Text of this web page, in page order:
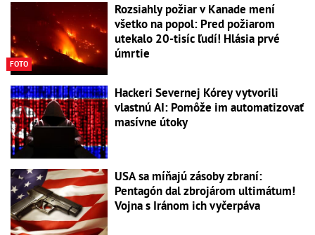
FOTO
Rozsiahly požiar v Kanade mení
všetko na popol: Pred požiarom
utekalo 20-tisíc ľudí! Hlásia prvé
úmrtie
Hackeri Severnej Kórey vytvorili
vlastnú AI: Pomôže im automatizovať
masívne útoky
USA sa míňajú zásoby zbraní:
Pentagón dal zbrojárom ultimátum!
Vojna s Iránom ich vyčerpáva